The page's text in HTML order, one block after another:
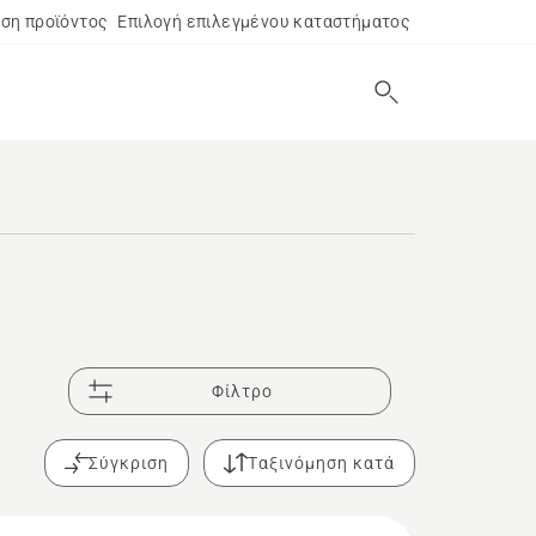
προϊόντος Επιλογή επιλεγμένου καταστήματος
Φίλτρο
Σύγκριση Ταξινόμηση κατά